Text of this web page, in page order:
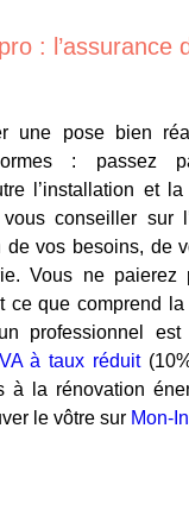
: l’assurance
une pose bien
: passez
l’installation et
conseiller sur
de vos besoins, de
Vous ne paierez
ce que comprend la
professionnel
à taux réduit
à la rénovation
le vôtre sur Mon-